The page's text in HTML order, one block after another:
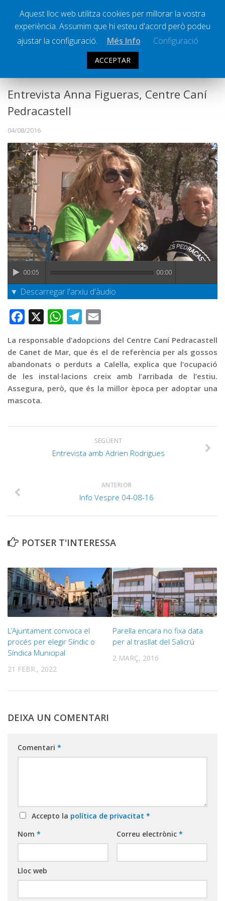
La Banqueta
Transmissions Esportives
Pòdcasts
Vídeos
Graella
Publicitat
Contacte
Ràdio Calella Televisió
Entrevista Anna Figueras, Centre Caní
Pedracastell
04/08/2016
00:05 00:00
▼ Descarregar l'arxiu d'àudio
Facebook WhatsAppTelegram
La responsable d’adopcions del Centre Caní Pedracastell
de Canet de Mar, que és el de referència per als gossos
abandonats o perduts a Calella, explica que l’ocupació
de les instal·lacions creix amb l’arribada de l’estiu.
Assegura, però, que és la millor època per adoptar una
mascota.
SEGÜENT
Entrevista amb Adrien Rodrigues
ANTERIOR
Info Vespre 04-08-16
POTSER T'INTERESSA
L’Ajuntament convoca el
procés per elegir Síndic o
Síndica Municipal
21 FEBR., 2022
Parella encara no fixa data
per al trasllat del Salicrú
2 MARÇ, 2016
DEIXA UN COMENTARI
Comentari *
Accepto la política de privacitat *
Nom * Correu electrònic *
Lloc web
Aquest lloc web utilitza cookies per millorar la vostra
experiència. Assumim que hi esteu d'acord però podeu
ajustar la configuració.
Més Info Configuració
ACCEPTAR